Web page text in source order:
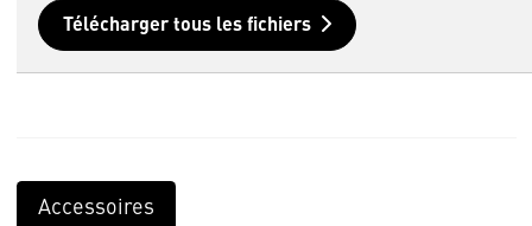
Télécharger tous les fichiers
Accessoires